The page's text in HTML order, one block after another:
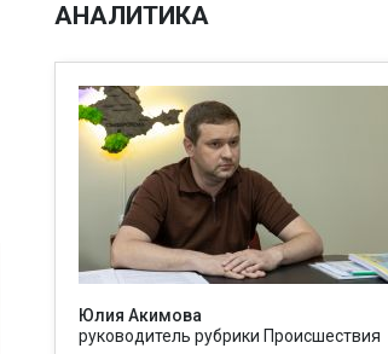
АНАЛИТИКА
Юлия Акимова
руководитель рубрики Происшествия